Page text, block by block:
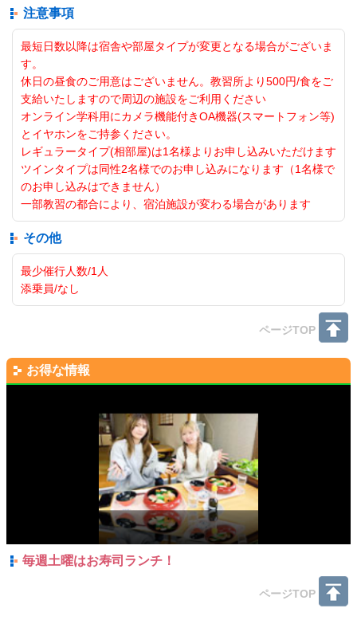
注意事項
最短日数以降は宿舎や部屋タイプが変更となる場合がございま
す。
休日の昼食のご用意はございません。教習所より500円/食をご
支給いたしますので周辺の施設をご利用ください
オンライン学科用にカメラ機能付きOA機器(スマートフォン等)
とイヤホンをご持参ください。
レギュラータイプ(相部屋)は1名様よりお申し込みいただけます
ツインタイプは同性2名様でのお申し込みになります（1名様で
のお申し込みはできません）
一部教習の都合により、宿泊施設が変わる場合があります
その他
最少催行人数/1人
添乗員/なし
ページTOP
お得な情報
毎週土曜はお寿司ランチ！
ページTOP